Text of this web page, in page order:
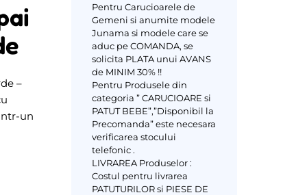
–
un
Pentru Carucioarele de
Gemeni si anumite modele
Junama si modele care se
aduc pe COMANDA, se
solicita PLATA unui AVANS
de MINIM 30% !!
Pentru Produsele din
categoria ” CARUCIOARE si
PATUT BEBE”,”Disponibil la
Precomanda” este necesara
verificarea stocului
telefonic .
LIVRAREA Produselor :
Costul pentru livrarea
PATUTURILOR si PIESE DE